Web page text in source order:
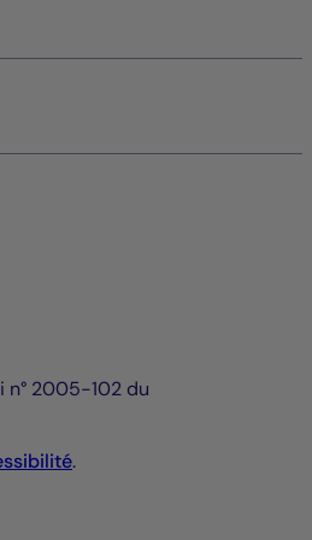
n° 2005-102 du
.